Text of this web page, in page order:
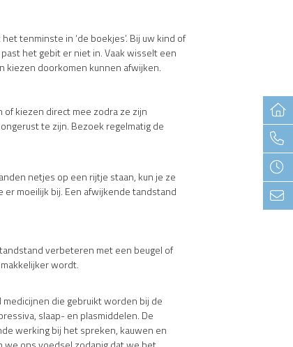
tenminste in ‘de boekjes’. Bij uw kind of
het gebit er niet in. Vaak wisselt een
kiezen doorkomen kunnen afwijken.
kiezen direct mee zodra ze zijn
te zijn. Bezoek regelmatig de
netjes op een rijtje staan, kun je ze
moeilijk bij. Een afwijkende tandstand
verbeteren met een beugel of
wordt.
die gebruikt worden bij de
slaap- en plasmiddelen. De
werking bij het spreken, kauwen en